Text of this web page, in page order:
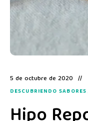
5 de octubre de 2020
DESCUBRIENDO SABORES